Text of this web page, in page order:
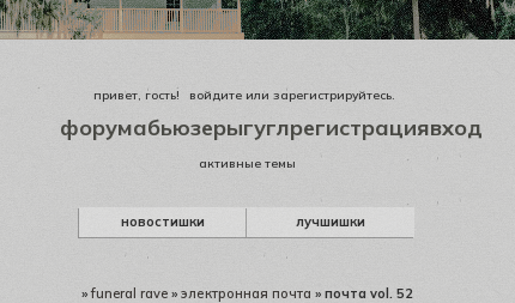
форумабьюзерыгуглрегистрациявход
активные темы
новостишки лучшишки
привет, гость! войдитеили зарегистрируйтесь.
»funeral rave » электронная почта » почта vol. 52